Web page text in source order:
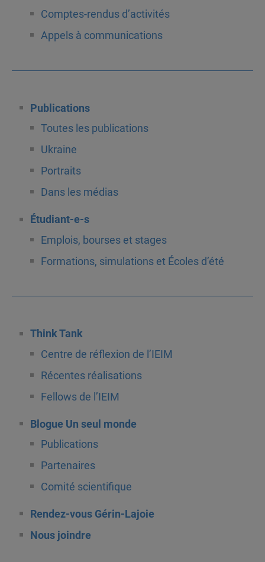
Comptes-rendus d’activités
Appels à communications
Publications
Toutes les publications
Ukraine
Portraits
Dans les médias
Étudiant-e-s
Emplois, bourses et stages
Formations, simulations et Écoles d’été
Think Tank
Centre de réflexion de l’IEIM
Récentes réalisations
Fellows de l’IEIM
Blogue Un seul monde
Publications
Partenaires
Comité scientifique
Rendez-vous Gérin-Lajoie
Nous joindre